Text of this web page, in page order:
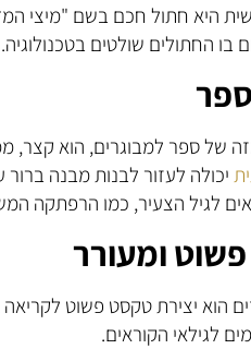
היא חתול חכם בשם "מיצי
בו החתולים שולטים
של ספר למבוגרים, הוא קצר,
יכולה לעזור לבנות מבנה
לגיל הצעיר, כמו הרפתקה
ומעורר
הוא יצירת טקסט פשוט
לגילאי הקוראים.